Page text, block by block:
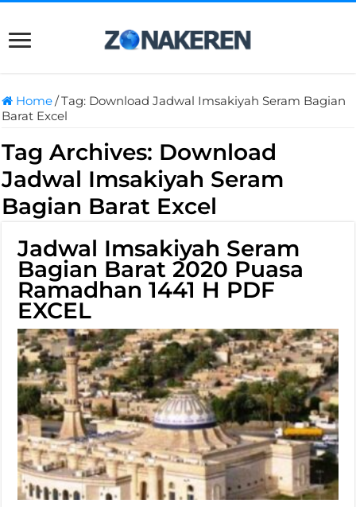
Home/Tag: Download Jadwal Imsakiyah Seram Bagian
Barat Excel
Tag Archives: Download
Jadwal Imsakiyah Seram
Bagian Barat Excel
Jadwal Imsakiyah Seram
Bagian Barat 2020 Puasa
Ramadhan 1441 H PDF
EXCEL